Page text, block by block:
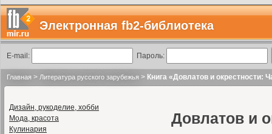
Электронная fb2-библиотека
E-mail: Пароль:
Главная > Литература русского зарубежья > Книга «Довлатов и окрестности:
Дизайн, рукоделие, хобби
Мода, красота
Кулинария
Довлатов и